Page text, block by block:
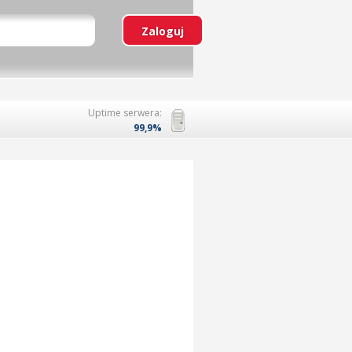
Uptime serwera:
99,9%